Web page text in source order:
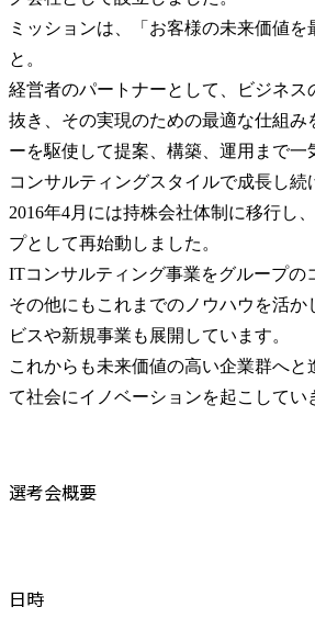
ミッションは、「お客様の未来価値を
と。
経営者のパートナーとして、ビジネス
抜き、その実現のための最適な仕組み
ーを駆使して提案、構築、運用まで一
コンサルティングスタイルで成長し続
2016年4月には持株会社体制に移行し
プとして再始動しました。
ITコンサルティング事業をグループの
その他にもこれまでのノウハウを活か
ビスや新規事業も展開しています。
これからも未来価値の高い企業群へと
て社会にイノベーションを起こしてい
選考会概要
日時